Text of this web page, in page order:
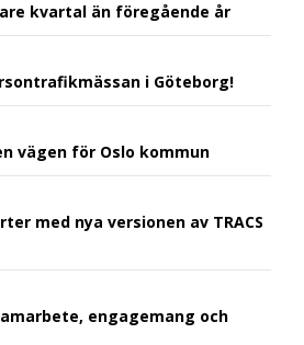
kvartal än föregående år
i Göteborg!
vägen för Oslo kommun
med nya versionen av TRACS
engagemang och